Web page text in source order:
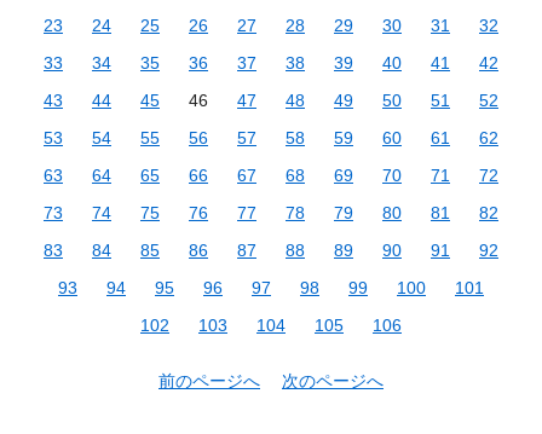
23
24 25 26 27 28 29 30 31
32
33
34 35 36 37 38 39 40 41
42
43
44 45 46 47 48 49 50 51
52
53
54 55 56 57 58 59 60 61
62
63
64 65 66 67 68 69 70 71
72
73
74 75 76 77 78 79 80 81
82
83
84 85 86 87 88 89 90 91
92
93
94 95 96 97 98 99 100
101
102
103 104 105 106
前のページへ 次のページへ